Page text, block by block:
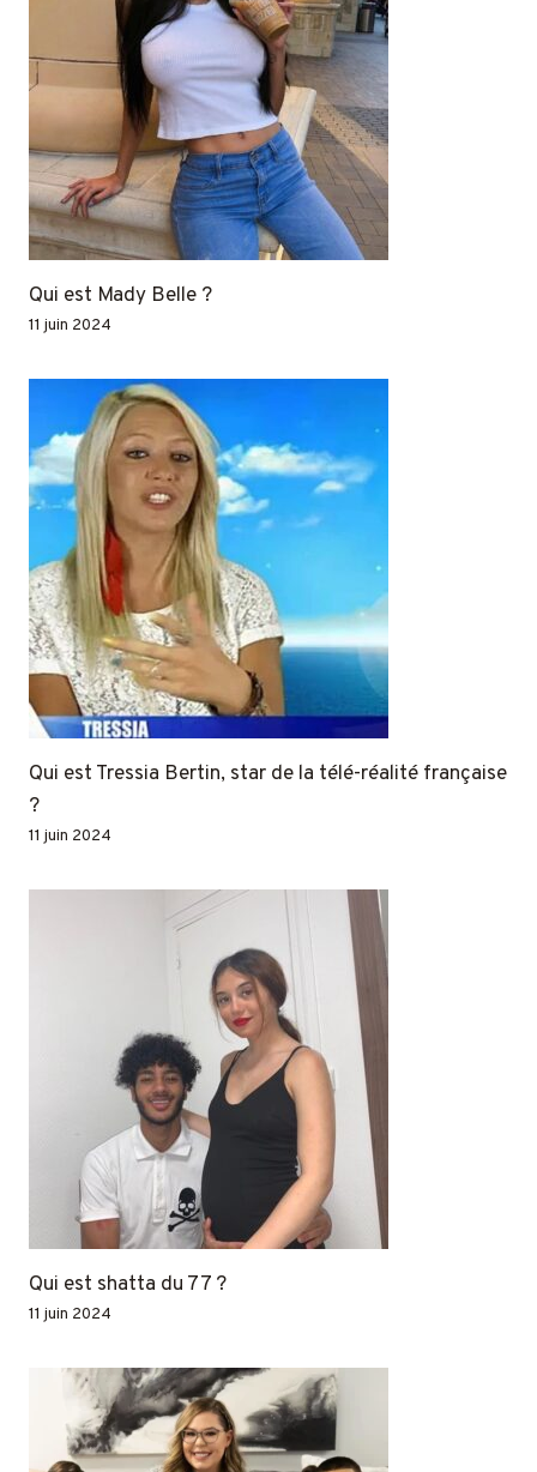
Qui est Mady Belle ?
11 juin 2024
Qui est Tressia Bertin, star de la télé-réalité française
?
11 juin 2024
Qui est shatta du 77 ?
11 juin 2024